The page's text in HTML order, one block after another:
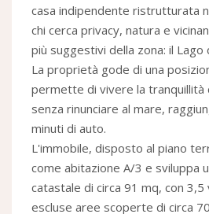
casa indipendente ristrutturata
chi cerca privacy, natura e
più suggestivi della zona: il Lago
La proprietà gode di una
permette di vivere la
senza rinunciare al mare,
minuti di auto.
L'immobile, disposto al piano
come abitazione A/3 e sviluppa
catastale di circa 91 mq, con 3,5
escluse aree scoperte di circa